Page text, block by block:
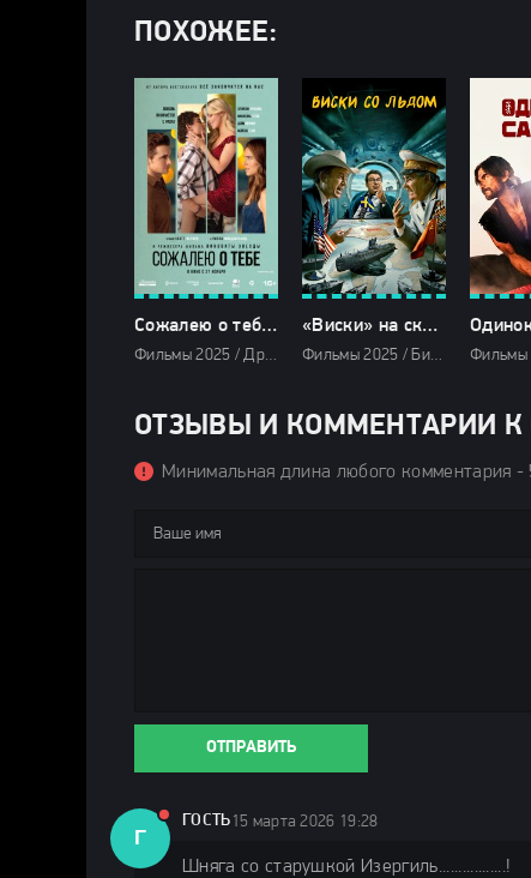
ПОХОЖЕЕ:
Сожалею о тебе (2025)
Фильмы 2025 / Драмы 2025 / Последние фильмы 2025 / Новинки кино 2025 / Фильмы осени 2025 / Зарубежные фильмы 2025 / Смотреть фильмы онлайн
«Виски» на скалах (2025)
Фильмы 2025 / Биографические фильмы 2025 / Военные фильмы 2025 / Драмы 2025 / Исторические фильмы 2025 / Комедии 2025 / Сериалы 2025 / Сериалы в озвучке TVShows / Смотреть фильмы онлайн
ОТЗЫВЫ И КОММЕНТАРИИ К
Минимальная длина любого комментария
ОТПРАВИТЬ
Г
ГОСТЬ 15 марта 2026 19:28
Шняга со старушкой Изергиль.................!